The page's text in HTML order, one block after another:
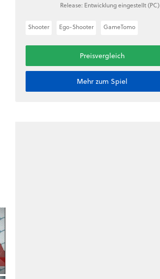
Release: Entwicklung eingestellt (PC)
Shooter Ego-Shooter GameTomo
Preisvergleich
Mehr zum Spiel